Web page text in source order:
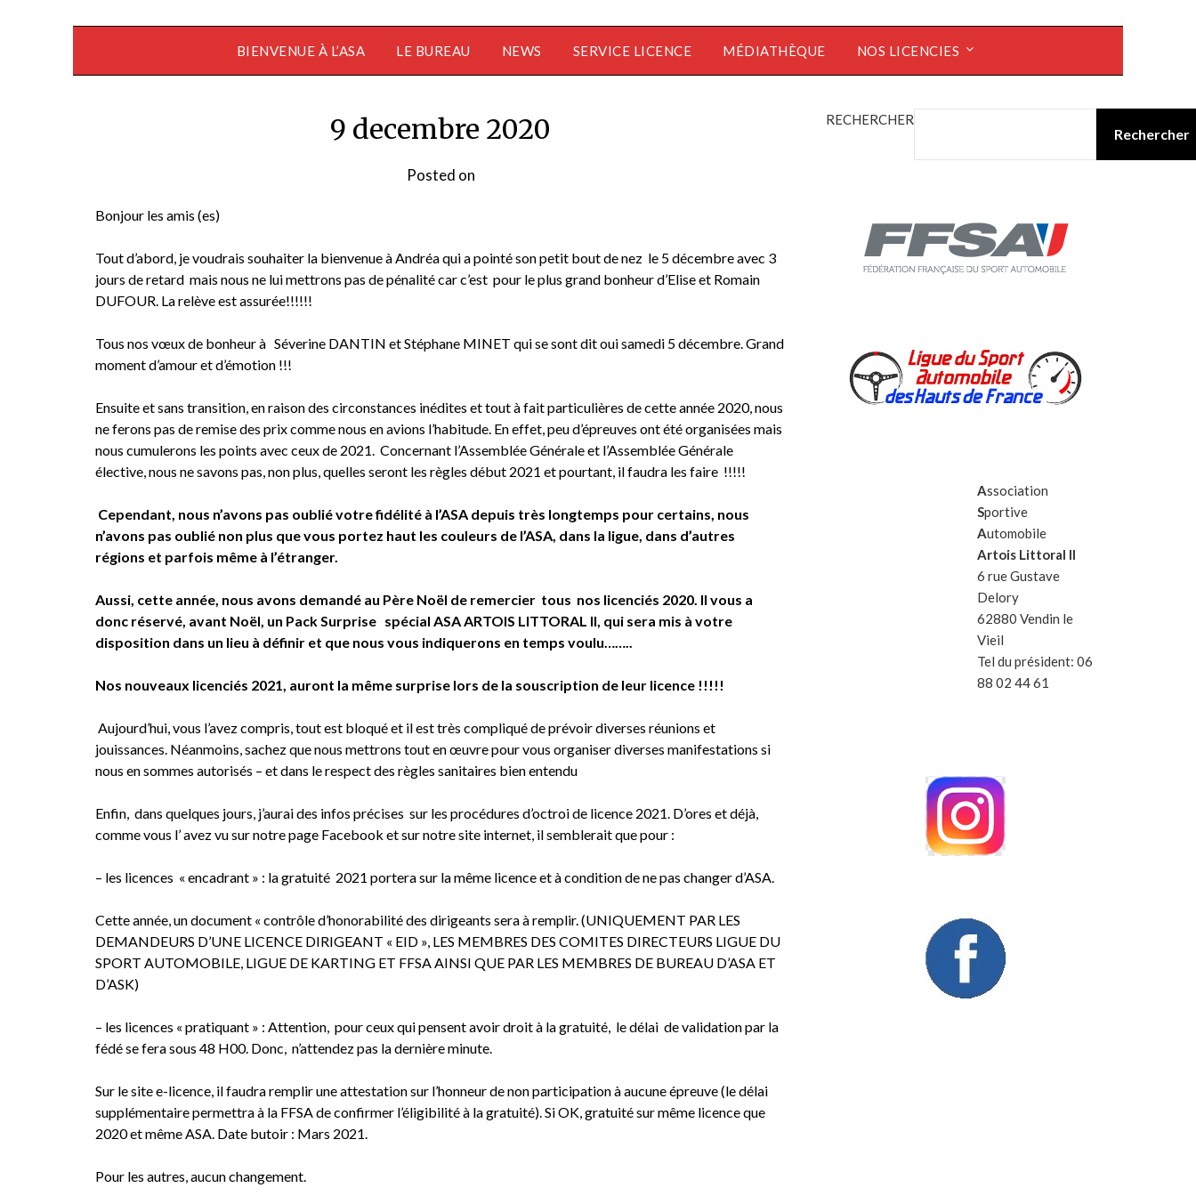
BIENVENUE À L’ASA LE BUREAU NEWS SERVICE LICENCE MÉDIATHÈQUE NOS LICENCIES
9 decembre 2020
Posted on
Bonjour les amis (es)
Tout d’abord, je voudrais souhaiter la bienvenue à Andréa qui a pointé son petit bout de nez le 5 décembre avec 3
jours de retard mais nous ne lui mettrons pas de pénalité car c’est pour le plus grand bonheur d’Elise et Romain
DUFOUR. La relève est assurée!!!!!!
Tous nos vœux de bonheur à Séverine DANTIN et Stéphane MINET qui se sont dit oui samedi 5 décembre. Grand
moment d’amour et d’émotion !!!
Ensuite et sans transition, en raison des circonstances inédites et tout à fait particulières de cette année 2020, nous
ne ferons pas de remise des prix comme nous en avions l’habitude. En effet, peu d’épreuves ont été organisées mais
nous cumulerons les points avec ceux de 2021. Concernant l’Assemblée Générale et l’Assemblée Générale
élective, nous ne savons pas, non plus, quelles seront les règles début 2021 et pourtant, il faudra les faire !!!!!
Cependant, nous n’avons pas oublié votre fidélité à l’ASA depuis très longtemps pour certains, nous
n’avons pas oublié non plus que vous portez haut les couleurs de l’ASA, dans la ligue, dans d’autres
régions et parfois même à l’étranger.
Aussi, cette année, nous avons demandé au Père Noël de remercier tous nos licenciés 2020. Il vous a
donc réservé, avant Noël, un Pack Surprise spécial ASA ARTOIS LITTORAL II, qui sera mis à votre
disposition dans un lieu à définir et que nous vous indiquerons en temps voulu……..
Nos nouveaux licenciés 2021, auront la même surprise lors de la souscription de leur licence !!!!!
Aujourd’hui, vous l’avez compris, tout est bloqué et il est très compliqué de prévoir diverses réunions et
jouissances. Néanmoins, sachez que nous mettrons tout en œuvre pour vous organiser diverses manifestations si
nous en sommes autorisés – et dans le respect des règles sanitaires bien entendu
Enfin, dans quelques jours, j’aurai des infos précises sur les procédures d’octroi de licence 2021. D’ores et déjà,
comme vous l’ avez vu sur notre page Facebook et sur notre site internet, il semblerait que pour :
– les licences « encadrant » : la gratuité 2021 portera sur la même licence et à condition de ne pas changer d’ASA.
Cette année, un document « contrôle d’honorabilité des dirigeants sera à remplir. (UNIQUEMENT PAR LES
DEMANDEURS D’UNE LICENCE DIRIGEANT « EID », LES MEMBRES DES COMITES DIRECTEURS LIGUE DU
SPORT AUTOMOBILE, LIGUE DE KARTING ET FFSA AINSI QUE PAR LES MEMBRES DE BUREAU D’ASA ET
D’ASK)
– les licences « pratiquant » : Attention, pour ceux qui pensent avoir droit à la gratuité, le délai de validation par la
fédé se fera sous 48 H00. Donc, n’attendez pas la dernière minute.
Sur le site e-licence, il faudra remplir une attestation sur l’honneur de non participation à aucune épreuve (le délai
supplémentaire permettra à la FFSA de confirmer l’éligibilité à la gratuité). Si OK, gratuité sur même licence que
2020 et même ASA. Date butoir : Mars 2021.
Pour les autres, aucun changement.
RECHERCHER
Rechercher
Association
Sportive
Automobile
Artois Littoral II
6 rue Gustave
Delory
62880 Vendin le
Vieil
Tel du président: 06
88 02 44 61